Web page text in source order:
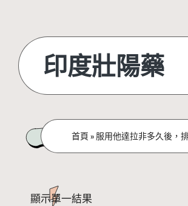
content
印度壯陽藥
首頁 » 服用他達拉非多久後，
顯示單一結果